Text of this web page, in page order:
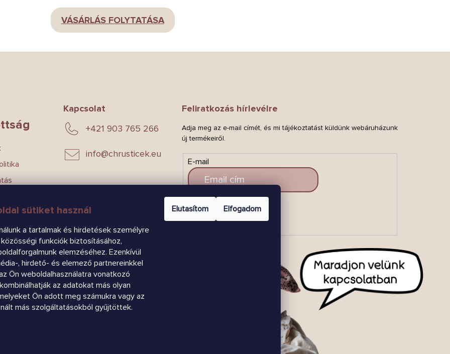
sütiket használ
a tartalmak és hirdetések személyre
funkciók biztosításához,
elemzéséhez. Ezenkívül
, hirdető- és elemező partnereinkkel
Ön weboldalhasználatra vonatkozó
az adatokat más olyan
Ön adott meg számukra vagy az
más szolgáltatásokból gyűjtöttek.
Elutasítom Elfogadom
VÁSÁRLÁS FOLYTATÁSA
Kapcsolat
info@chrusticek.eu
+421 903 765 266
Feliratkozás hírlevélre
Adja meg az e-mail címét, és mi tájékoztatást küldünk webáruházunk
új termékeiről.
E-mail
CSATLAKOZZ
BE!